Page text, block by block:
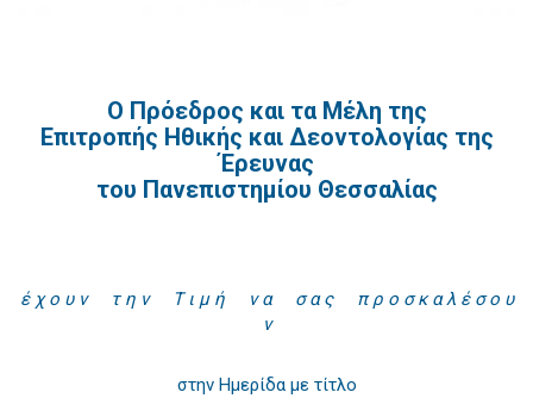
Ο Πρόεδρος και τα Μέλη της
Επιτροπής Ηθικής και Δεοντολογίας της
Έρευνας
του Πανεπιστημίου Θεσσαλίας
έ χ ο υ ν τ η ν Τ ι μ ή ν α σ α ς π ρ ο σ κ α λ έ σ ο υ
ν
στην Ημερίδα με τίτλο